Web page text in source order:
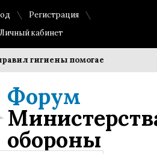
Регистрация
кабинет
гигиены помогает сохранить
Форум
обороны